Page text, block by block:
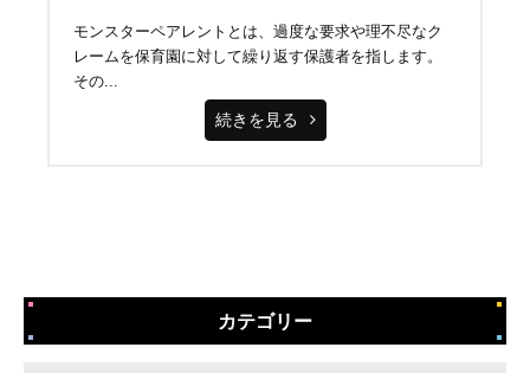
モンスターペアレントとは、過度な要求や理不尽なク
レームを保育園に対して繰り返す保護者を指します。
その...
続きを見る
カテゴリー